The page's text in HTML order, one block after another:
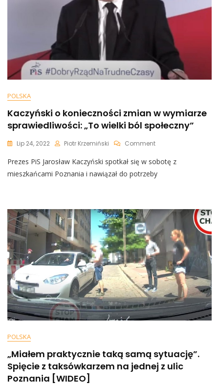
POLSKA
Kaczyński o konieczności zmian w wymiarze
sprawiedliwości: „To wielki ból społeczny”
Lip 24, 2022 Piotr Krzemiński CommentOn
O
Konieczności
Zmian
Sprawiedliwości:
„To
Wielki
Ból
Społeczny”
Prezes PiS Jarosław Kaczyński spotkał się w sobotę z
mieszkańcami Poznania i nawiązał do potrzeby
POLSKA
„Miałem praktycznie taką samą sytuację”.
Spięcie z taksówkarzem na jednej z ulic
Poznania [WIDEO]